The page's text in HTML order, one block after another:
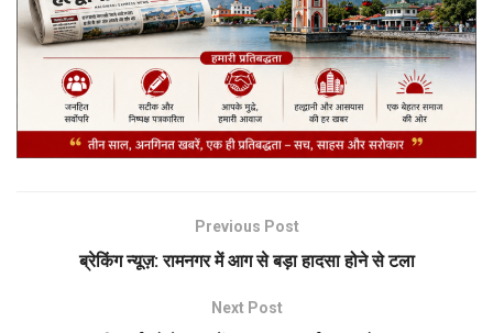
Previous Post
ब्रेकिंग न्यूज़: रामनगर में आग से बड़ा हादसा होने से टला
Next Post